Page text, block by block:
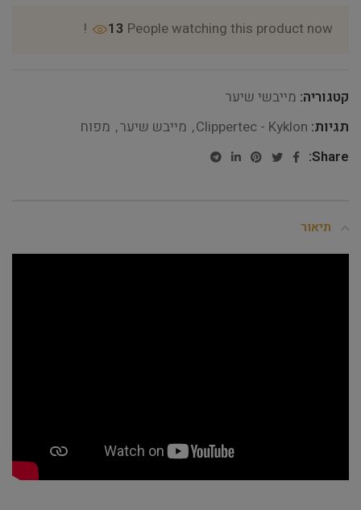
13 People watching this product now!
קטגוריה: מייבשי שיער
תגיות: Clippertec - Kyklon
, מייבש שיער, מפוח
Share:
תיאור